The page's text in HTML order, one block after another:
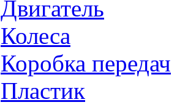
Двигатель
Колеса
Коробка передач
Пластик